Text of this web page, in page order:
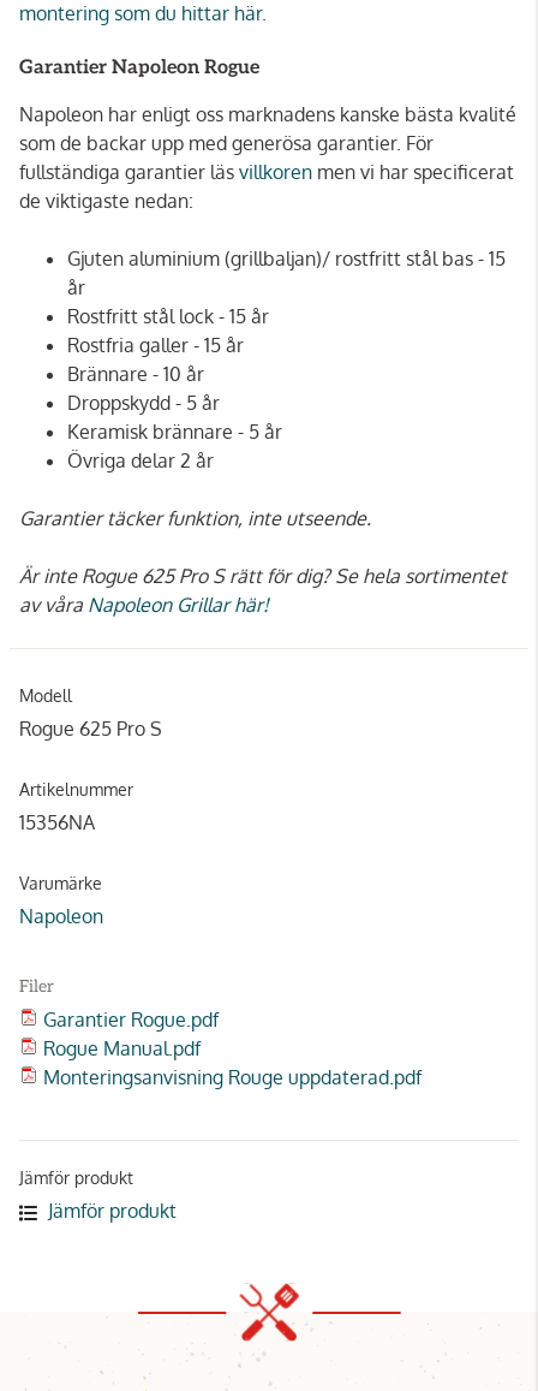
montering som du hittar här.
Garantier Napoleon Rogue
Napoleon har enligt oss marknadens kanske bästa kvalité
som de backar upp med generösa garantier. För
fullständiga garantier läs villkoren men vi har specificerat
de viktigaste nedan:
Gjuten aluminium (grillbaljan)/ rostfritt stål bas - 15
år
Rostfritt stål lock - 15 år
Rostfria galler - 15 år
Brännare - 10 år
Droppskydd - 5 år
Keramisk brännare - 5 år
Övriga delar 2 år
Garantier täcker funktion, inte utseende.
Är inte Rogue 625 Pro S rätt för dig? Se hela sortimentet
av våra Napoleon Grillar här!
Modell
Rogue 625 Pro S
Artikelnummer
15356NA
Varumärke
Napoleon
Filer
Garantier Rogue.pdf
Rogue Manual.pdf
Monteringsanvisning Rouge uppdaterad.pdf
Jämför produkt
Jämför produkt